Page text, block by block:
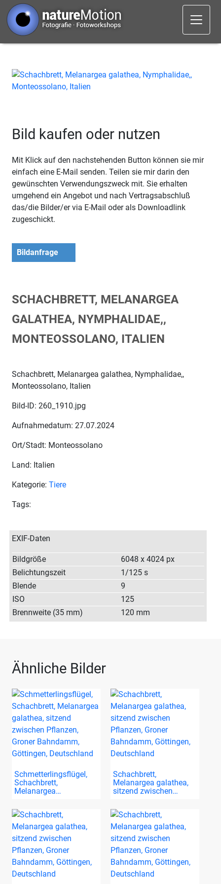
Bild kaufen oder nutzen
Mit Klick auf den nachstehenden Button können sie mir
einfach eine E-Mail senden. Teilen sie mir darin den
gewünschten Verwendungszweck mit. Sie erhalten
umgehend ein Angebot und nach Vertragsabschluß
das/die Bilder/er via E-Mail oder als Downloadlink
zugeschickt.
Bildanfrage
SCHACHBRETT, MELANARGEA
GALATHEA, NYMPHALIDAE,,
MONTEOSSOLANO, ITALIEN
Schachbrett, Melanargea galathea, Nymphalidae,,
Monteossolano, Italien
Bild-ID: 260_1910.jpg
Aufnahmedatum: 27.07.2024
Ort/Stadt: Monteossolano
Land: Italien
Kategorie: Tiere
Tags:
EXIF-Daten
Bildgröße
6048 x 4024 px
Belichtungszeit
1/125 s
Blende
9
ISO
125
Brennweite (35 mm)
120 mm
Ähnliche Bilder
Schmetterlingsflügel,
Schachbrett,
Melanargea…
Schachbrett,
Melanargea galathea,
sitzend zwischen…